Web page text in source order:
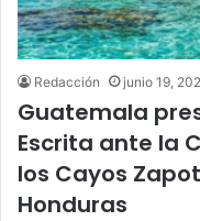
Redacción junio 19,
Guatemala
Escrita ante la
los Cayos
Honduras